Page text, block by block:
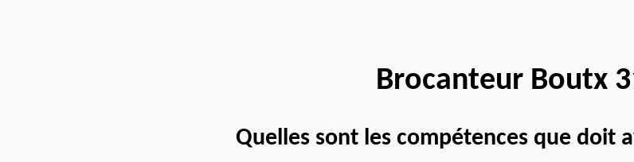
Brocanteur Boutx
Quelles sont les compétences que doit